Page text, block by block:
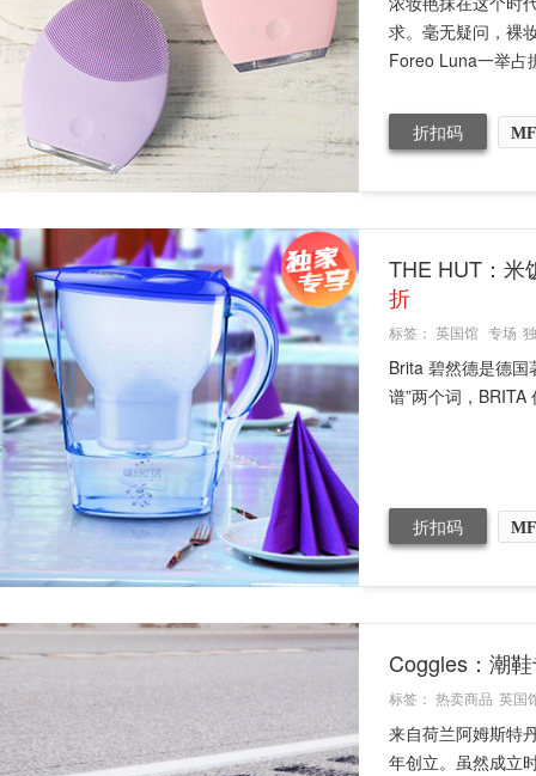
求。毫无疑问，裸
Foreo Luna一举占
折扣码
THE HUT：米
折
标签： 英国馆 专场
Brita 碧然德是德国
谱”两个词，
折扣码
Coggles：潮
标签： 热卖商品 英国
来自荷兰阿姆斯特
年创立。虽然成立